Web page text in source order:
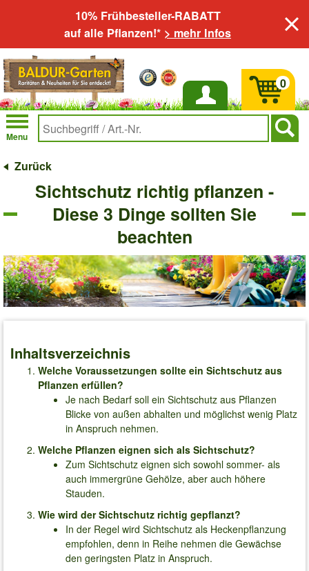
10% Frühbesteller-RABATT
auf alle Pflanzen!* > mehr Infos
Anmelden
Menu
0
Zurück
Sichtschutz richtig pflanzen -
Diese 3 Dinge sollten Sie
beachten
Inhaltsverzeichnis
Welche Voraussetzungen sollte ein Sichtschutz aus
Pflanzen erfüllen?
Je nach Bedarf soll ein Sichtschutz aus Pflanzen
Blicke von außen abhalten und möglichst wenig Platz
in Anspruch nehmen.
Welche Pflanzen eignen sich als Sichtschutz?
Zum Sichtschutz eignen sich sowohl sommer- als
auch immergrüne Gehölze, aber auch höhere
Stauden.
Wie wird der Sichtschutz richtig gepflanzt?
In der Regel wird Sichtschutz als Heckenpflanzung
empfohlen, denn in Reihe nehmen die Gewächse
den geringsten Platz in Anspruch.